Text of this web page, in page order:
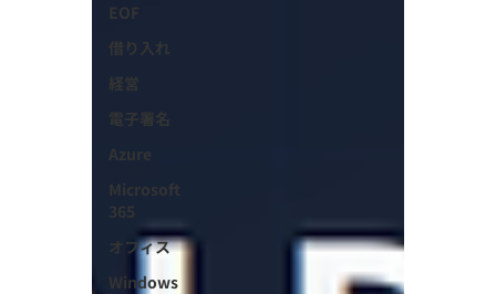
EOF
借り入れ
経営
電子署名
Azure
Microsoft
365
オフィス
Windows